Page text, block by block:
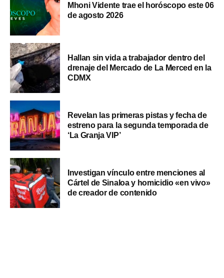
Mhoni Vidente trae el horóscopo este 06
de agosto 2026
Hallan sin vida a trabajador dentro del
drenaje del Mercado de La Merced en la
CDMX
Revelan las primeras pistas y fecha de
estreno para la segunda temporada de
‘La Granja VIP’
Investigan vínculo entre menciones al
Cártel de Sinaloa y homicidio «en vivo»
de creador de contenido